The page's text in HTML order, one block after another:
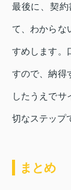
最後に、契
て、わからな
すめします。
すので、納得
したうえでサ
切なステップ
まとめ